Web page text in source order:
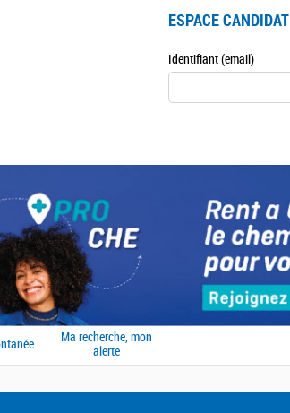
ESPACE CANDIDAT
Identifiant (email)
Ma recherche, mon
alerte